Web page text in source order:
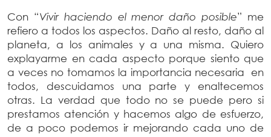
Con “Vivir haciendo el menor daño posible” me
refiero a todos los aspectos. Daño al resto, daño al
planeta, a los animales y a una misma. Quiero
explayarme en cada aspecto porque siento que
a veces no tomamos la importancia necesaria en
todos, descuidamos una parte y enaltecemos
otras. La verdad que todo no se puede pero si
prestamos atención y hacemos algo de esfuerzo,
de a poco podemos ir mejorando cada uno de